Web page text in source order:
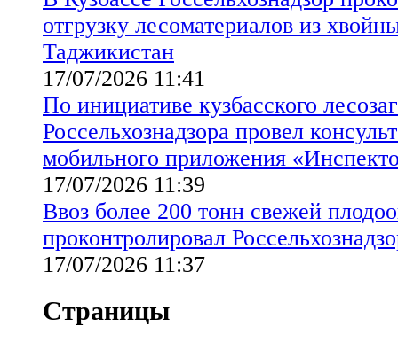
отгрузку лесоматериалов из
Таджикистан
17/07/2026 11:41
По инициативе кузбасского
Россельхознадзора провел
мобильного приложения
17/07/2026 11:39
Ввоз более 200 тонн свежей
проконтролировал
17/07/2026 11:37
Страницы